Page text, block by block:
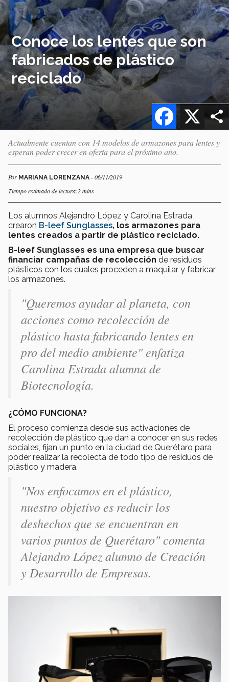
Conoce los lentes que son
fabricados de plástico
reciclado
X
Facebook
Actualmente cuentan con 14 modelos de armazones para lentes y
esperan poder crecer en oferta para el próximo año.
Por MARIANA LORENZANA - 06/11/2019
Tiempo estimado de lectura:2 mins
Los alumnos Alejandro López y Carolina Estrada
crearon B-leef Sunglasses, los armazones para
lentes creados a partir de plástico reciclado.
B-leef Sunglasses es una empresa que buscar
financiar campañas de recolección de residuos
plásticos con los cuales proceden a maquilar y fabricar
los armazones.
"Queremos ayudar al planeta, con
acciones como recolección de
plástico hasta fabricando lentes en
pro del medio ambiente"enfatiza
Carolina Estrada alumna de
Biotecnología.
¿CÓMO FUNCIONA?
El proceso comienza desde sus activaciones de
recolección de plástico que dan a conocer en sus redes
sociales, fijan un punto en la ciudad de Querétaro para
poder realizar la recolecta de todo tipo de residuos de
plástico y madera.
"Nos enfocamos en el plástico,
nuestro objetivo es reducir los
deshechos que se encuentran en
varios puntos de Querétaro"comenta
Alejandro López alumno de Creación
y Desarrollo de Empresas.